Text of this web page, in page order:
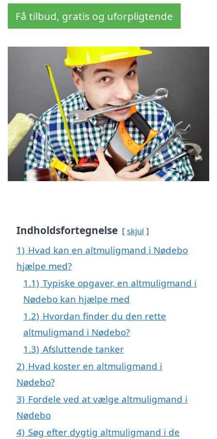
Få tilbud, gratis og uforpligtende
Indholdsfortegnelse skjul
1) Hvad kan en altmuligmand i Nødebo
hjælpe med?
1.1) Typiske opgaver, en altmuligmand i
Nødebo kan hjælpe med
1.2) Hvordan finder du den rette
altmuligmand i Nødebo?
1.3) Afsluttende tanker
2) Hvad koster en altmuligmand i
Nødebo?
3) Fordele ved at vælge altmuligmand i
Nødebo
4) Søg efter dygtig altmuligmand i de